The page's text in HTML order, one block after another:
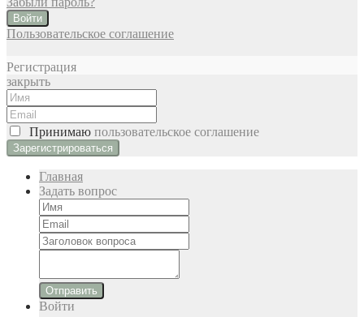
Войти
Пользовательское соглашение
Регистрация
закрыть
Принимаю пользовательское соглашение
Главная
Задать вопрос
Отправить
Войти